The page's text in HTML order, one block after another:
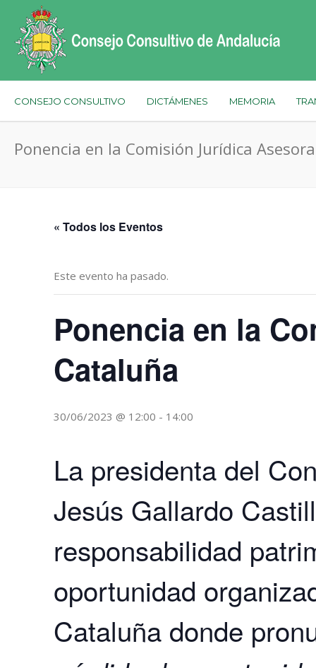
CONSEJO CONSULTIVO DICTÁMENES MEMORIA
Ponencia en la Comisión Jurídica
« Todos los Eventos
Este evento ha pasado.
Ponencia en la
Cataluña
30/06/2023 @ 12:00 - 14:00
La presidenta del
Jesús Gallardo
responsabilidad
oportunidad
Cataluña donde